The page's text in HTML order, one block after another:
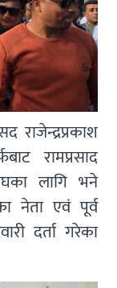
राजेन्द्रप्रकाश
रामप्रसाद
लागि भने
नेता एवं पूर्व
दर्ता गरेका